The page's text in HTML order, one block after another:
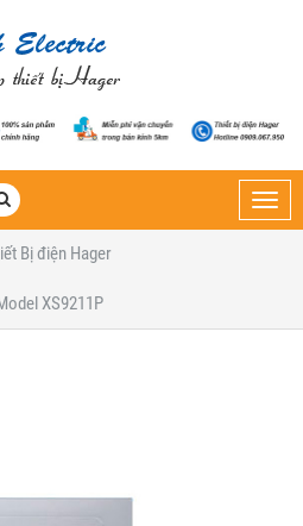
Bị điện Hager
XS9211P